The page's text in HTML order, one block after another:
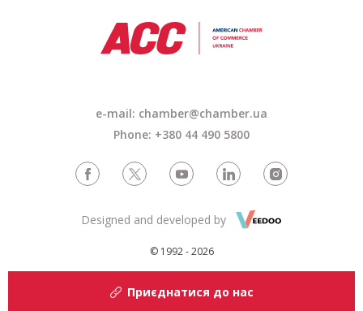
e-mail: chamber@chamber.ua
Phone: +380 44 490 5800
© 1992 - 2026
Designed and developed by
Приєднатися до нас